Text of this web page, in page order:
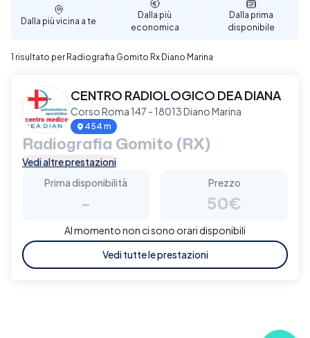
Dalla più vicina a te
Dalla più
economica
Dalla prima
disponibile
1 risultato per Radiografia Gomito Rx Diano Marina
CENTRO RADIOLOGICO DEA DIANA
Corso Roma 147 - 18013 Diano Marina
454 m
Radiografia Gomito (RX)
Vedi altre prestazioni
Prima disponibilità
-
Prezzo
50€
Al momento non ci sono orari disponibili
Vedi tutte le prestazioni